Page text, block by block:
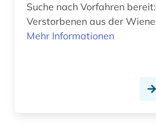
volk (2)
website (2)
Suche nach Vorfahren bereit: Datenbank der
Mehr Informationen